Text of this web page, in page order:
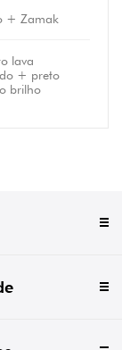
+ Zamak
lava
+ preto
brilho